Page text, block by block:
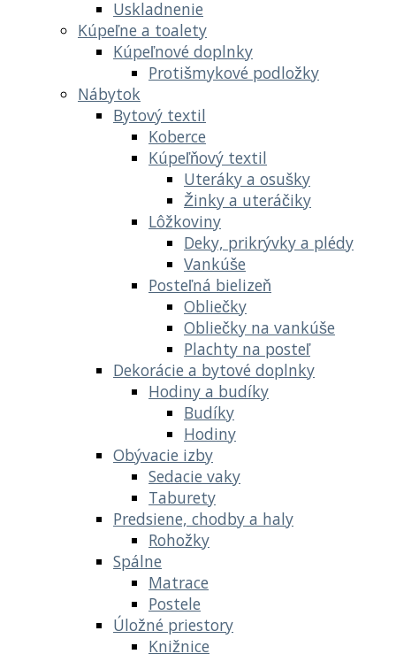
Uskladnenie
Kúpeľne a toalety
Kúpeľnové doplnky
Protišmykové podložky
Nábytok
Bytový textil
Koberce
Kúpeľňový textil
Uteráky a osušky
Žinky a uteráčiky
Lôžkoviny
Deky, prikrývky a plédy
Vankúše
Posteľná bielizeň
Obliečky
Obliečky na vankúše
Plachty na posteľ
Dekorácie a bytové doplnky
Hodiny a budíky
Budíky
Hodiny
Obývacie izby
Sedacie vaky
Taburety
Predsiene, chodby a haly
Rohožky
Spálne
Matrace
Postele
Úložné priestory
Knižnice